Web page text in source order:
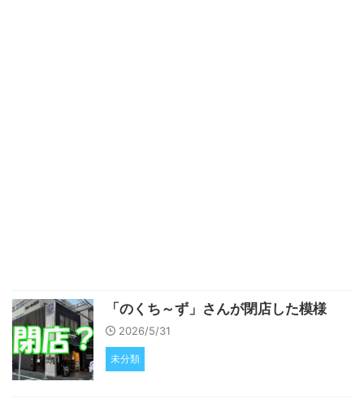
「のくち～ず」さんが閉店した模様
2026/5/31
未分類